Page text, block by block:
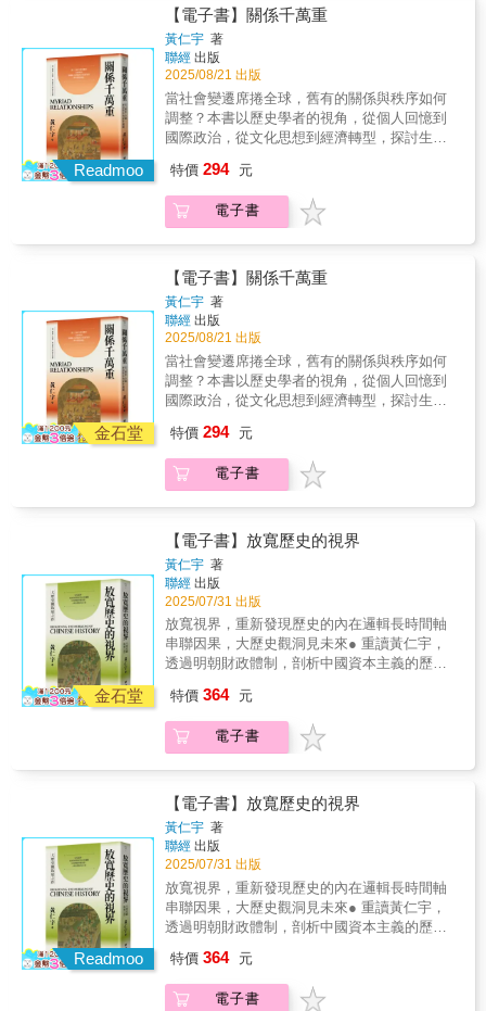
《關係千萬重》《大歷史不會萎縮》《黃仁宇
的大歷史觀》《緬北之戰》《長沙白茉莉》
《汴京殘夢》《黃河青山：黃仁宇回憶錄》
作。 歷史類散文：知性與感性的交織，展現
文化洞察。 戰爭與近現代中國：親歷時代動
盪，書寫生命史詩。 小說與文學創作：以文
學筆法重現歷史氛圍與情感。這是一部完整的
思想工程，引領讀者全面認識黃仁宇的思想脈
絡，也讓經典再度回到當代視野，持續發揮影
響力。透過【黃仁宇文集】，我們將再次看見
——歷史不是片段，而是千萬重的關聯。
▍【聯經出版．黃仁宇文集】《萬曆十五年：
財政與稅收》《明代的漕運，1368-1644》《中
國大歷史》《資本主義與廿一世紀》《從大歷
史的角度讀蔣介石日記》《放寬歷史的視界》
《關係千萬重》《大歷史不會萎縮》《黃仁宇
的大歷史觀》《緬北之戰》《長沙白茉莉》
《汴京殘夢》《黃河青山：黃仁宇回憶錄》
爾阿米」，交纏了歷史事實與虛構故事，正代
表了人類大歷史的本質。
尖沙咀黃金地段，到旺角洗衣街等農地被賤價
收購，土地規劃的背後，原來盡是難以言說的
權謀力量。以當代影像記錄今天的九龍半島，
再以地圖還原半島的發展真相，解封真實歷
史。本書特色 ．本書以地圖出發，圖文並茂講
解香港歷史鮮為人知的故事，例如九龍半島曾
經計劃興建電車系統。．本書圖片由著名的
《香港遺美》版主林曉敏操刀．本書書衣打開
後，是一幅香港的舊地圖，總結了本書的重
Readmoo
【電子書】關係千萬重
黃仁宇 著
聯經 出版
2025/08/21 出版
當社會變遷席捲全球，舊有的關係與秩序如何
調整？本書以歷史學者的視角，從個人回憶到
國際政治，從文化思想到經濟轉型，探討生
變局中重塑秩序。《關係千萬重》是黃仁宇繼
「大歷史」觀點後的另一新嘗試，從人類基本
慾求如性、生死與物質生活出發，探討歷史中
題，透過二十篇重要文章，探討生死、金錢與
性這三大基本關係，反映人類社會的深層結
構。黃仁宇將歷史視為不斷變動的現實，而非
靜止的過去，每篇文章都反映出歷史如何影響
我們的思想和行為。書中的內容涵蓋個人經
歷、歷史觀察、社會變遷與國際政治，從作者
在美國的經歷、戰時服役、東亞研究到對世界
局勢的反思，呈現歷史對我們行為的塑造。本
書透過「關係」的視角探討社會變遷，例如資
有的價值觀是否能夠承受這一衝擊？隨著技術
發展加速全球交流，人類的價值選擇是否依然
不變？面對這些變遷，個人應如何自處，社會
又該如何應對？從中國近代變革到西方社會演
進，從國際政治權力博弈到日常倫理選擇，書
中的每篇文章像一面鏡子，映照出我們如何與
世界建立關係，並在歷史的浪潮中尋找自我。
對歷史、文化、經濟，及當代社會議題感興趣
的讀者，將能在此書中獲得啟發，並思考如何
與當前時代對話，如何看待自身與世界的關
係。▍【聯經出版．黃仁宇文集】《萬曆十五
年：一個無關緊要的年分》《十六世紀明代中
國之財政與稅收》《明代的漕運，1368-1644》
《中國大歷史》《資本主義與廿一世紀》《從
大歷史的角度讀蔣介石日記》《放寬歷史的視
仁宇的大歷史觀》《緬北之戰》《長沙白茉
莉》《汴京殘夢》《黃河青山：黃仁宇回憶
錄》
特價 294 元
電子書
金石堂
【電子書】關係千萬重
黃仁宇 著
聯經 出版
2025/08/21 出版
當社會變遷席捲全球，舊有的關係與秩序如何
調整？本書以歷史學者的視角，從個人回憶到
國際政治，從文化思想到經濟轉型，探討生
變局中重塑秩序。《關係千萬重》是黃仁宇繼
「大歷史」觀點後的另一新嘗試，從人類基本
慾求如性、生死與物質生活出發，探討歷史中
題，透過二十篇重要文章，探討生死、金錢與
性這三大基本關係，反映人類社會的深層結
構。黃仁宇將歷史視為不斷變動的現實，而非
靜止的過去，每篇文章都反映出歷史如何影響
我們的思想和行為。書中的內容涵蓋個人經
歷、歷史觀察、社會變遷與國際政治，從作者
在美國的經歷、戰時服役、東亞研究到對世界
局勢的反思，呈現歷史對我們行為的塑造。本
書透過「關係」的視角探討社會變遷，例如資
有的價值觀是否能夠承受這一衝擊？隨著技術
發展加速全球交流，人類的價值選擇是否依然
不變？面對這些變遷，個人應如何自處，社會
又該如何應對？從中國近代變革到西方社會演
進，從國際政治權力博弈到日常倫理選擇，書
中的每篇文章像一面鏡子，映照出我們如何與
世界建立關係，並在歷史的浪潮中尋找自我。
對歷史、文化、經濟，及當代社會議題感興趣
的讀者，將能在此書中獲得啟發，並思考如何
與當前時代對話，如何看待自身與世界的關
係。▍【聯經出版．黃仁宇文集】《萬曆十五
年：一個無關緊要的年分》《十六世紀明代中
國之財政與稅收》《明代的漕運，1368-1644》
《中國大歷史》《資本主義與廿一世紀》《從
大歷史的角度讀蔣介石日記》《放寬歷史的視
特價 294 元
電子書
金石堂
【電子書】放寬歷史的視界
黃仁宇 著
聯經 出版
2025/07/31 出版
放寬視界，重新發現歷史的內在邏輯長時間軸
串聯因果，大歷史觀洞見未來● 重讀黃仁宇，
透過明朝財政體制，剖析中國資本主義的歷史
交融，思考中國經濟的發展● 從「數目字管
理」到數位金融，揭示中國經濟體制變遷的深
遠影響● 重新審視中國資本主義的可能道路，
度，透過長時間、遠距離、寬視界的分析，重
新檢視歷史事件，使看似零散、不合理的過去
得以聯繫成有機的整體，展現歷史內在的邏輯
與必然性。本書以明朝的財政體制為切入點，
剖析傳統中國在「數目字管理」不足的情況
下，如何影響資本主義的萌芽與發展。黃仁宇
認為，明代的賦役制度、經濟政策與治理模
式，決定了中國近代以來的發展方向，並與西
方在資本主義興起時期的經驗形成鮮明對比。
經驗與東西方文化交融的視角，超越傳統歷史
特價 364 元
電子書
Readmoo
【電子書】放寬歷史的視界
黃仁宇 著
聯經 出版
2025/07/31 出版
放寬視界，重新發現歷史的內在邏輯長時間軸
串聯因果，大歷史觀洞見未來● 重讀黃仁宇，
透過明朝財政體制，剖析中國資本主義的歷史
交融，思考中國經濟的發展● 從「數目字管
理」到數位金融，揭示中國經濟體制變遷的深
遠影響● 重新審視中國資本主義的可能道路，
特價 364 元
電子書